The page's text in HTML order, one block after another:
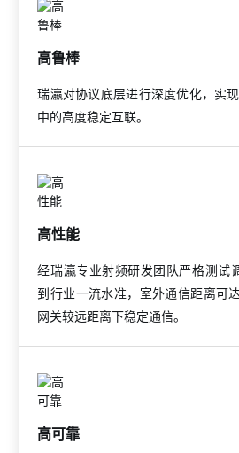
高鲁棒
瑞瀛对协议底层进行深度优化，实
中的高度稳定互联。
高性能
经瑞瀛专业射频研发团队严格测试
到行业一流水准，室外通信距离可
网关较远距离下稳定通信。
高可靠